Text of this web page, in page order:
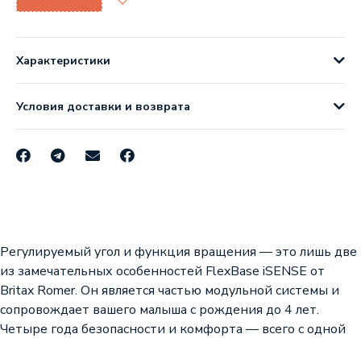
Характеристики
Условия доставки и возврата
Регулируемый угол и функция вращения — это лишь две
из замечательных особенностей FlexBase iSENSE от
Britax Romer. Он является частью модульной системы и
сопровождает вашего малыша с рождения до 4 лет.
Четыре года безопасности и комфорта — всего с одной